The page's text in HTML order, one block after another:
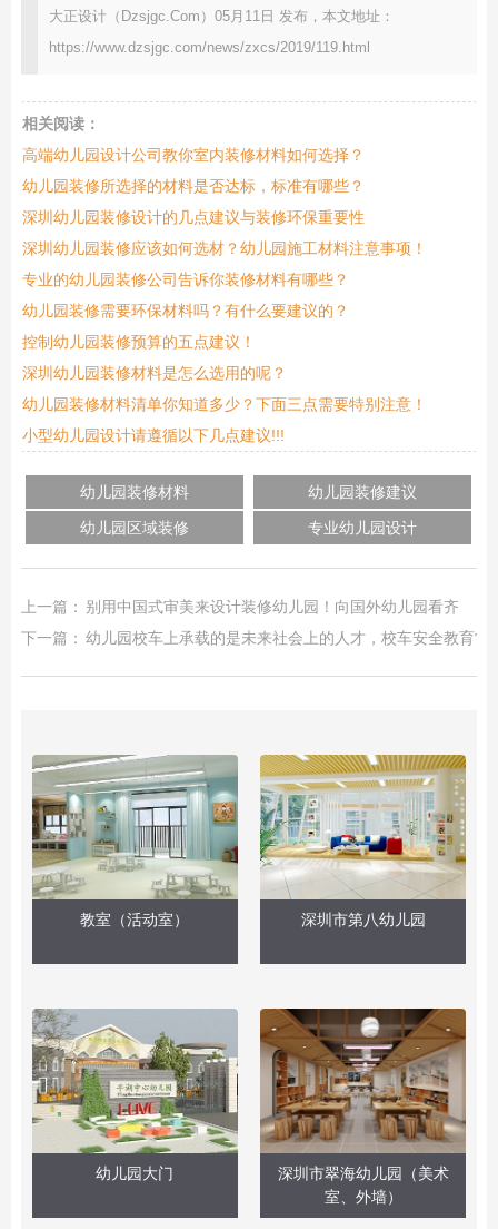
大正设计（Dzsjgc.Com）05月11日 发布，本文地址：
https://www.dzsjgc.com/news/zxcs/2019/119.html
相关阅读：
高端幼儿园设计公司教你室内装修材料如何选择？
幼儿园装修所选择的材料是否达标，标准有哪些？
深圳幼儿园装修设计的几点建议与装修环保重要性
深圳幼儿园装修应该如何选材？幼儿园施工材料注意事项！
专业的幼儿园装修公司告诉你装修材料有哪些？
幼儿园装修需要环保材料吗？有什么要建议的？
控制幼儿园装修预算的五点建议！
深圳幼儿园装修材料是怎么选用的呢？
幼儿园装修材料清单你知道多少？下面三点需要特别注意！
小型幼儿园设计请遵循以下几点建议!!!
幼儿园装修材料
幼儿园装修建议
幼儿园区域装修
专业幼儿园设计
上一篇： 别用中国式审美来设计装修幼儿园！向国外幼儿园看齐
下一篇： 幼儿园校车上承载的是未来社会上的人才，校车安全教育常
教室（活动室） 深圳市第八幼儿园
幼儿园大门
深圳市翠海幼儿园（美术
室、外墙）